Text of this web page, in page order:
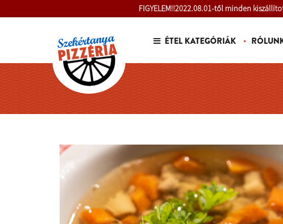
FIGYELEM!!2022.08.01-től minden
ÉTEL KATEGÓRIÁK